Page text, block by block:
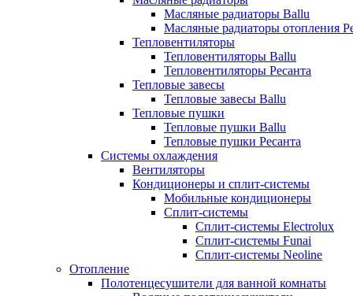
Масляные радиаторы Ballu
Масляные радиаторы отопления
Тепловентиляторы
Тепловентиляторы Ballu
Тепловентиляторы Ресанта
Тепловые завесы
Тепловые завесы Ballu
Тепловые пушки
Тепловые пушки Ballu
Тепловые пушки Ресанта
Системы охлаждения
Вентиляторы
Кондиционеры и сплит-системы
Мобильные кондиционеры
Сплит-системы
Сплит-системы Electrolux
Сплит-системы Funai
Сплит-системы Neoline
Отопление
Полотенцесушители для ванной комнаты